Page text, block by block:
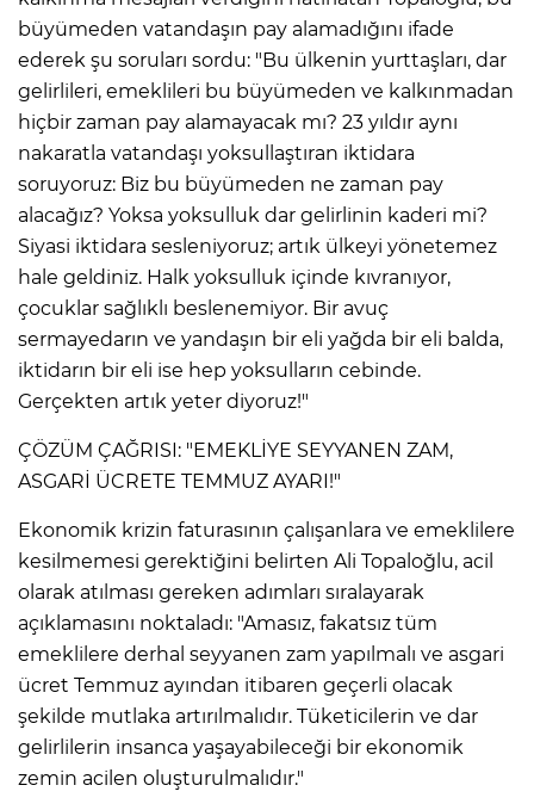
büyümeden vatandaşın pay alamadığını ifade
ederek şu soruları sordu: "Bu ülkenin yurttaşları, dar
gelirlileri, emeklileri bu büyümeden ve kalkınmadan
hiçbir zaman pay alamayacak mı? 23 yıldır aynı
nakaratla vatandaşı yoksullaştıran iktidara
soruyoruz: Biz bu büyümeden ne zaman pay
alacağız? Yoksa yoksulluk dar gelirlinin kaderi mi?
Siyasi iktidara sesleniyoruz; artık ülkeyi yönetemez
hale geldiniz. Halk yoksulluk içinde kıvranıyor,
çocuklar sağlıklı beslenemiyor. Bir avuç
sermayedarın ve yandaşın bir eli yağda bir eli balda,
iktidarın bir eli ise hep yoksulların cebinde.
Gerçekten artık yeter diyoruz!"
ÇÖZÜM ÇAĞRISI: "EMEKLİYE SEYYANEN ZAM,
ASGARİ ÜCRETE TEMMUZ AYARI!"
Ekonomik krizin faturasının çalışanlara ve emeklilere
kesilmemesi gerektiğini belirten Ali Topaloğlu, acil
olarak atılması gereken adımları sıralayarak
açıklamasını noktaladı: "Amasız, fakatsız tüm
emeklilere derhal seyyanen zam yapılmalı ve asgari
ücret Temmuz ayından itibaren geçerli olacak
şekilde mutlaka artırılmalıdır. Tüketicilerin ve dar
gelirlilerin insanca yaşayabileceği bir ekonomik
zemin acilen oluşturulmalıdır."